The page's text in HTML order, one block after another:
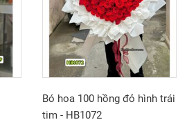
Bó hoa 100 hồng đỏ hình trái
tim - HB1072